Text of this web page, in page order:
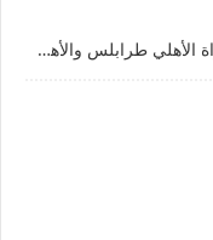
قناة ليبيا الرياضية لايف رابط مشاهدة مباراة الأهلي طرابلس والأهلي بنغازي بث مباشر بتاريخ اليوم نهائي كأس ليبيا يوتيوب بدون تقطيع